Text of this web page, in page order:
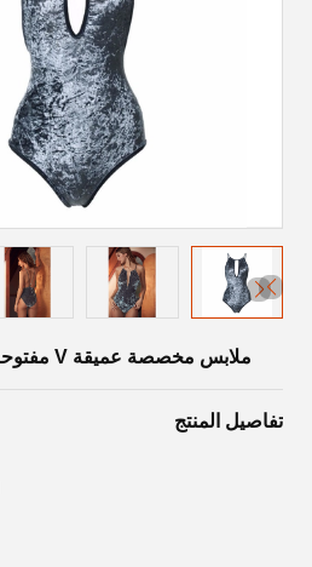
ملابس مخصصة عميقة V مفتوحة الظهر بدلة للنساء مثيرة
تفاصيل المنتج